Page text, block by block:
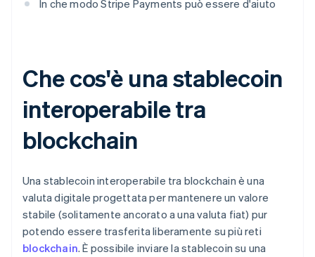
In che modo Stripe Payments può essere d'aiuto
Che cos'è una stablecoin
interoperabile tra
blockchain
Una stablecoin interoperabile tra blockchain è una
valuta digitale progettata per mantenere un valore
stabile (solitamente ancorato a una valuta fiat) pur
potendo essere trasferita liberamente su più reti
blockchain. È possibile inviare la stablecoin su una